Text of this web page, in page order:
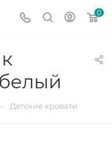
0
Детские кровати